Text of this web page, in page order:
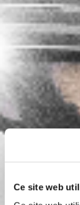
Ce site web